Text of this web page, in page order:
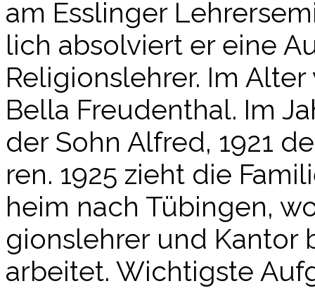
am Ess­lin­ger
lich absol­viert er eine
Reli­gi­ons­leh­rer. Im
Bel­la Freu­den­thal. Im
der Sohn Alfred, 1921
ren. 1925 zieht die
heim nach Tübin­gen,
gi­ons­leh­rer und Kan­tor
arbei­tet. Wich­tigs­te